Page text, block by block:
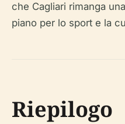
che Cagliari rimanga
piano per lo sport e la
Riepilogo